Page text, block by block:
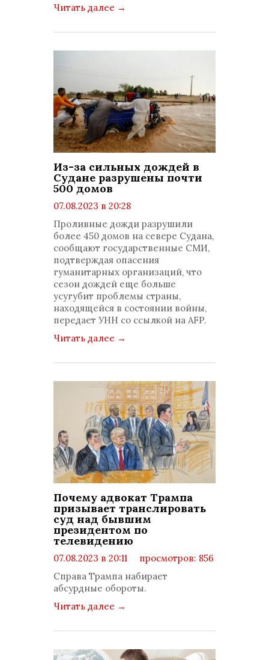
Читать далее →
Из-за сильных дождей в
Судане разрушены почти
500 домов
07.08.2023 в 20:28
комментариев: 0
Проливные дожди разрушили
более 450 домов на севере Судана,
сообщают государственные СМИ,
подтверждая опасения
гуманитарных организаций, что
сезон дождей еще больше
усугубит проблемы страны,
находящейся в состоянии войны,
передает УНН со ссылкой на AFP.
Читать далее →
Почему адвокат Трампа
призывает транслировать
суд над бывшим
президентом по
телевидению
07.08.2023 в 20:11
просмотров: 856
комментариев: 0
Справа Трампа набирает
абсурдные обороты.
Читать далее →